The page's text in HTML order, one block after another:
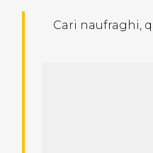
Cari naufraghi,